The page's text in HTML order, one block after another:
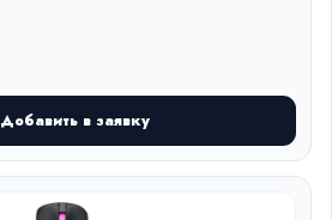
Добавить в заявку